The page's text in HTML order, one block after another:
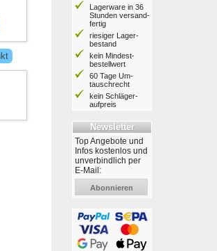
Lagerware in 36
Stunden ver­sand­
fertig
riesiger Lager­
bestand
kein Mindest­
bestell­wert
60 Tage Um­
tausch­recht
kein Schläger­
aufpreis
Newsletter
Top Angebote und
Infos kostenlos und
unverbindlich per
E-Mail:
Abonnieren